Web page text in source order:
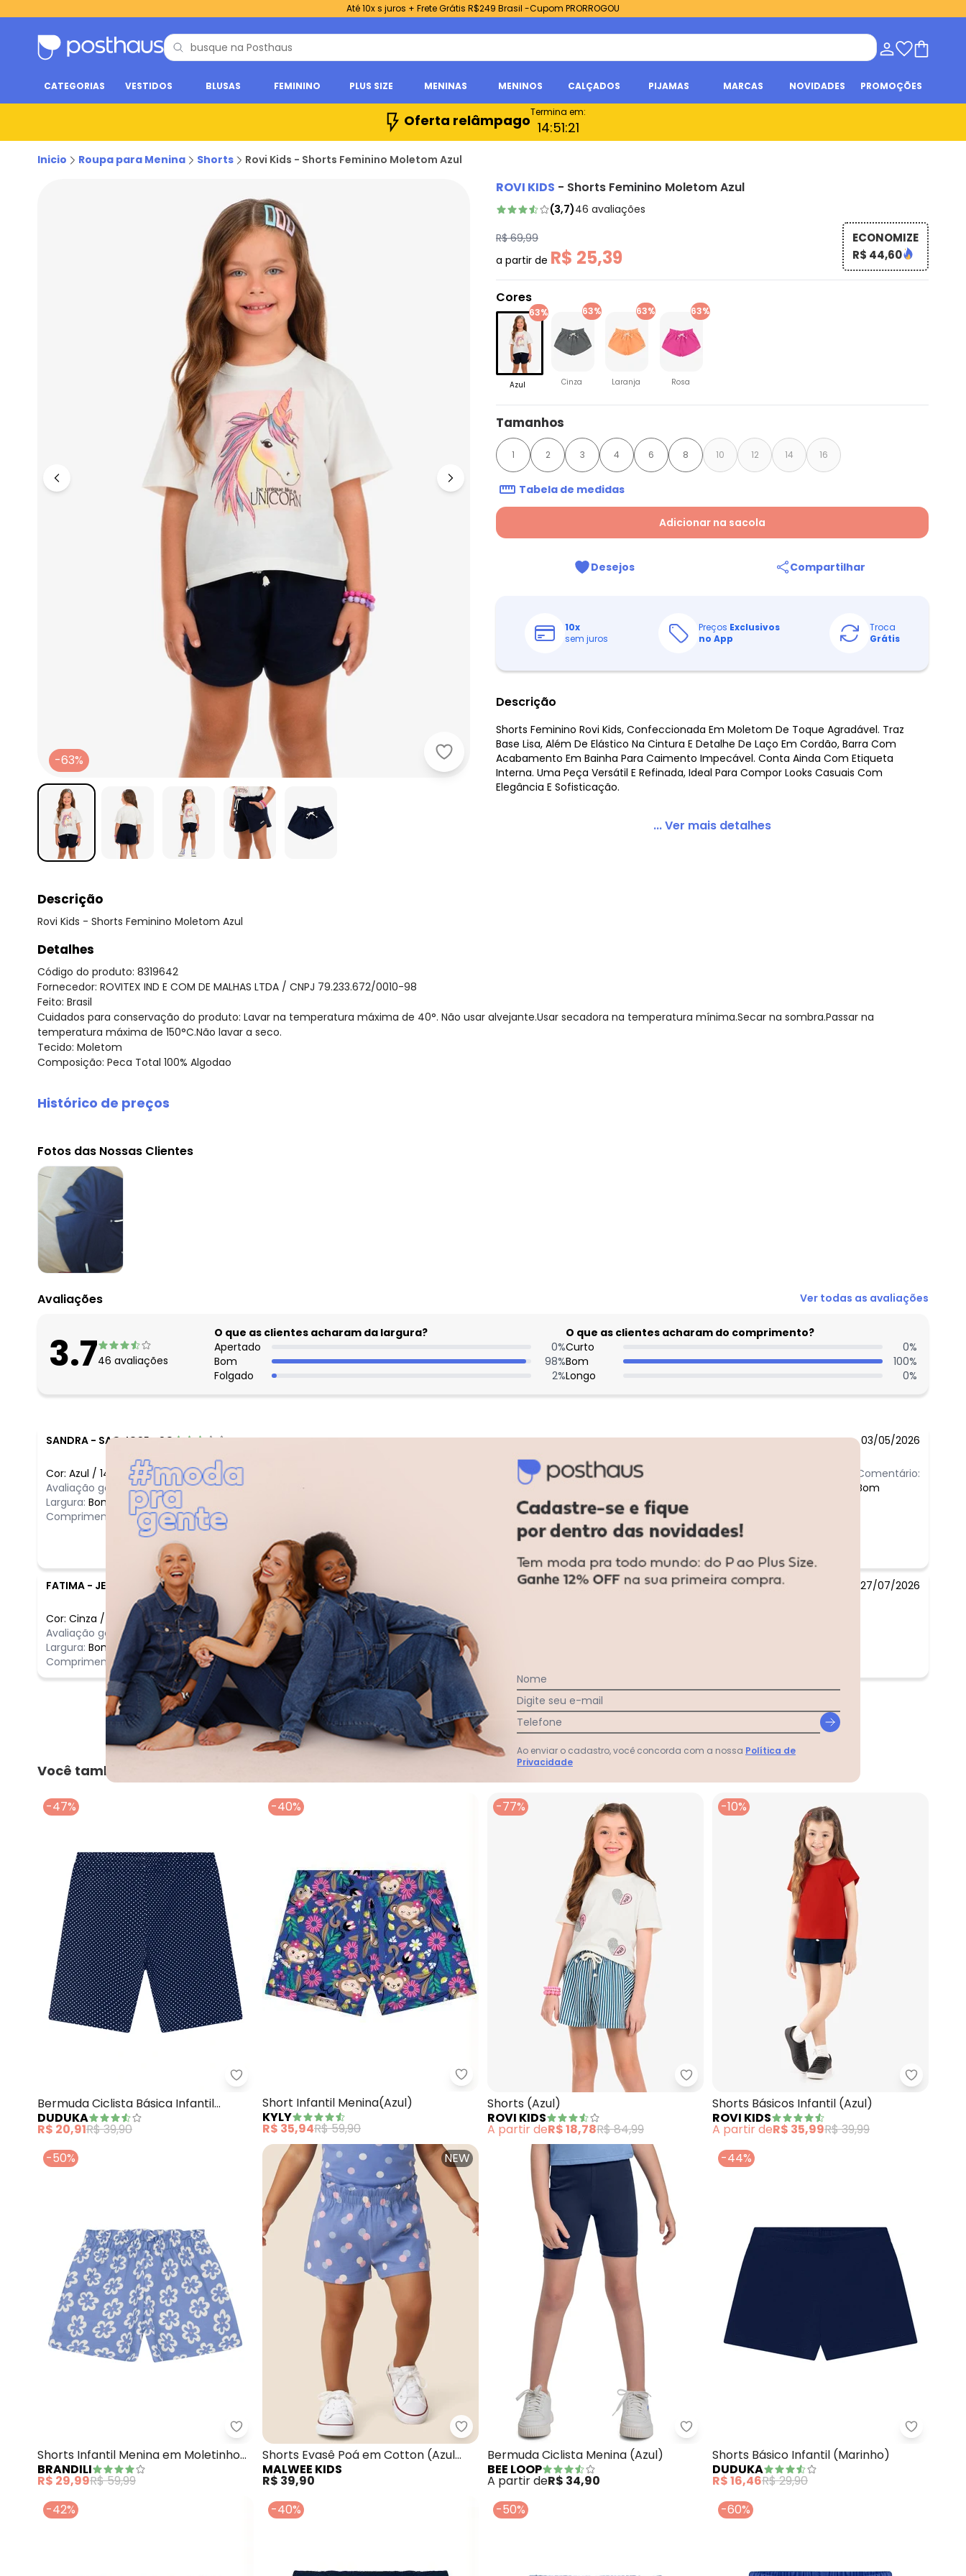
Até 10x s juros + Frete Grátis R$249 Brasil -Cupom PRORROGOU
CATEGORIAS VESTIDOS BLUSAS FEMININO PLUS SIZE MENINAS MENINOS CALÇADOS PIJAMAS MARCAS NOVIDADES PROMOÇÕES
Oferta relâmpagoTermina em:
14:51:20
Inicio Roupa para Menina Shorts Rovi Kids - Shorts Feminino Moletom Azul
Rovi Kids - Shorts Feminino Moletom Azul
-63%
ROVI KIDS - Shorts Feminino Moletom Azul
(3,7)46 avaliações
R$ 69,99
a partir de R$ 25,39
ECONOMIZE
R$ 44,60
Cores
63%
Azul
63%
Cinza
63%
Laranja
63%
Rosa
Tamanhos
1 2 3 4 6 8 10 12 14 16
Tabela de medidas
Adicionar na sacola
Desejos Compartilhar
10x
sem juros
Preços Exclusivos
no App
Troca
Grátis
Descrição
Shorts Feminino Rovi Kids, Confeccionada Em Moletom De Toque Agradável. Traz
Base Lisa, Além De Elástico Na Cintura E Detalhe De Laço Em Cordão, Barra Com
Acabamento Em Bainha Para Caimento Impecável. Conta Ainda Com Etiqueta
Interna. Uma Peça Versátil E Refinada, Ideal Para Compor Looks Casuais Com
Elegância E Sofisticação.
... Ver mais detalhes
Descrição
Rovi Kids - Shorts Feminino Moletom Azul
Detalhes
Código do produto: 8319642
Fornecedor: ROVITEX IND E COM DE MALHAS LTDA / CNPJ 79.233.672/0010-98
Feito: Brasil
Cuidados para conservação do produto: Lavar na temperatura máxima de 40°. Não usar alvejante.Usar secadora na temperatura mínima.Secar na sombra.Passar na
temperatura máxima de 150°C.Não lavar a seco.
Tecido: Moletom
Composição: Peca Total 100% Algodao
Histórico de preços
agosto/2026
julho/2026
junho/2026
maio/2026
abril/2026
março/2026
fevereiro/2026
Fotos das Nossas Clientes
Avaliações Ver todas as avaliações
3.746 avaliações
O que as clientes acharam da largura?
Apertado
0%
Bom
98%
Folgado
2%
O que as clientes acharam do comprimento?
Curto
0%
Bom
100%
Longo
0%
SANDRA - SAO JOSE - SC 03/05/2026
Cor: Azul / 14
Avaliação geral do produto: Bom
Largura: Bom
Comprimento:
Bom
Comentário:
Bom
FATIMA - JEREMOABO - BA 27/07/2026
Cor: Cinza /
Avaliação geral do produto: Incrível
Largura: Bom
Comprimento:
Bom
Comentário:
Incrível
Ver todas as avaliações
Você também pode gostar
-47%
Duduka - Bermuda Ciclista Básica Infantil (Marinho)
Bermuda Ciclista Básica Infantil
(Marinho)
DUDUKA
R$ 20,91R$ 39,90
-40%
Kyly - Short Infantil Menina(Azul)
Short Infantil Menina(Azul)
KYLY
R$ 35,94R$ 59,90
-77%
Rovi Kids - Shorts (Azul)
Shorts (Azul)
ROVI KIDS
A partir deR$ 18,78R$ 84,99
-10%
Rovi
Shorts Básicos Infantil (Azul)
ROVI KIDS
A partir deR$ 35,99R$ 39,99
-50%
Brandili - Shorts Infantil Menina em Moletinho Florido (Azul)
Shorts Infantil Menina em Moletinho
Florido (Azul)
BRANDILI
R$ 29,99R$ 59,99
NEW
Malwee Kids - Shorts Evasê Poá em Cotton (Azul Pastel)
Shorts Evasê Poá em Cotton (Azul
Pastel)
MALWEE KIDS
R$ 39,90
Bee Loop - Bermuda Ciclista Menina (Azul)
Bermuda Ciclista Menina (Azul)
BEE LOOP
A partir deR$ 34,90
-44%
Duduka -
Shorts Básico Infantil (Marinho)
DUDUKA
R$ 16,46R$ 29,90
-42%
-40% -50% -60%
Nome
Digite seu e-mail
Telefone
Ao enviar o cadastro, você concorda com a nossa Política de
Privacidade